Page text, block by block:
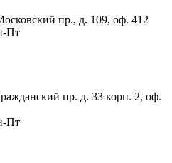
пр., д. 109, оф. 412
Пт
пр. д. 33 корп. 2, оф.
Пт